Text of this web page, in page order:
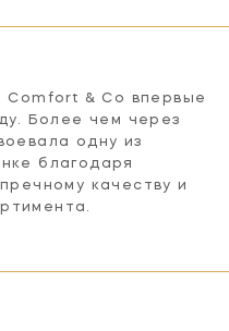
Comfort & Co впервые
Более чем через
одну из
благодаря
качеству и